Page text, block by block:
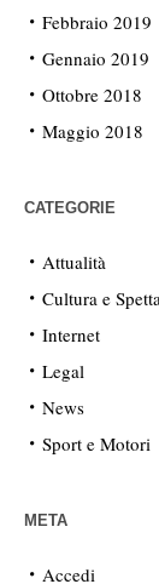
Febbraio 2019
Gennaio 2019
Ottobre 2018
Maggio 2018
CATEGORIE
Attualità
Cultura e
Internet
Legal
News
Sport e Motori
META
Accedi